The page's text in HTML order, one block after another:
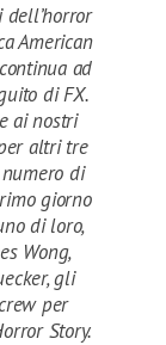
dell’horror
American
ad
di FX.
ai nostri
altri tre
di
giorno
di loro,
Wong,
gli
per
Story.